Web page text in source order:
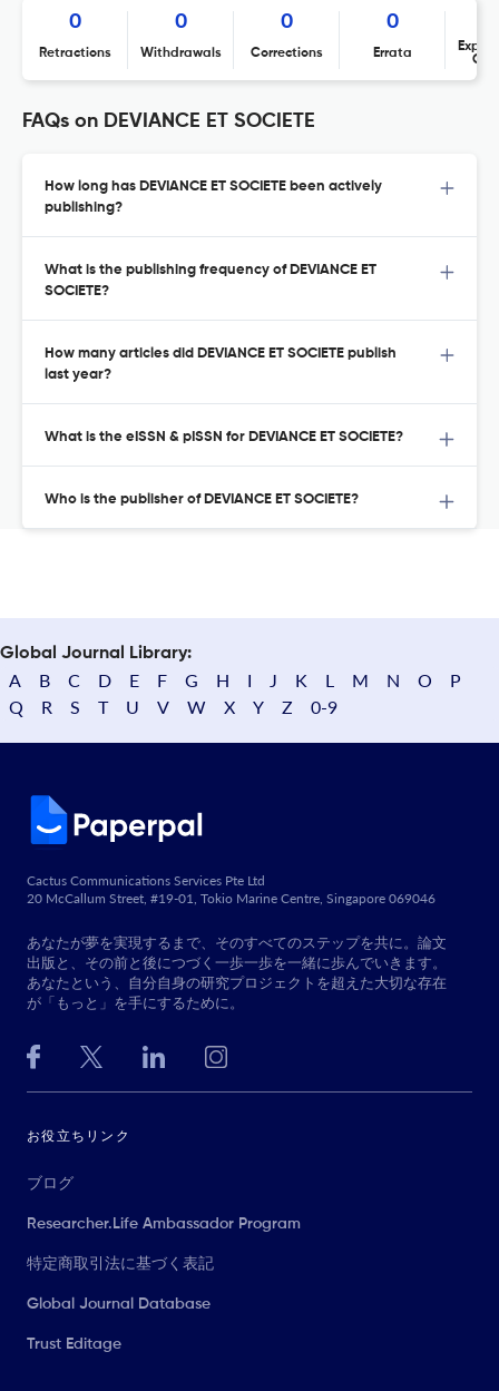
0
Retractions
0
Withdrawals
0
Corrections
0
Errata
FAQs on DEVIANCE ET SOCIETE
How long has DEVIANCE ET SOCIETE been actively
publishing?
What is the publishing frequency of DEVIANCE ET
SOCIETE?
How many articles did DEVIANCE ET SOCIETE publish
last year?
What is the eISSN & pISSN for DEVIANCE ET SOCIETE?
Who is the publisher of DEVIANCE ET SOCIETE?
Global Journal Library:
A B C D E F G H I J K L M N O
P
Q
R S T U V W X Y Z 0-9
Cactus Communications Services Pte Ltd
20 McCallum Street, #19-01, Tokio Marine Centre, Singapore 069046
あなたが夢を実現するまで、そのすべてのステップを共に。論文
出版と、その前と後につづく一歩一歩を一緒に歩んでいきます。
あなたという、自分自身の研究プロジェクトを超えた大切な存在
が「もっと」を手にするために。
お役立ちリンク
ブログ
Researcher.Life Ambassador Program
特定商取引法に基づく表記
Global Journal Database
Trust Editage